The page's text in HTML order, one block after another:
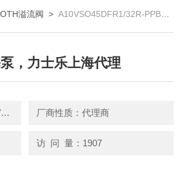
溢流阀 >A10VSO45DFR1/32R-PPBA10VSO/32系列柱塞泵，力士乐上海代理
，力士乐上海代理
产品型号：A10VSO45DFR1/32R-PPB 厂商性质：代理商
访 问 量：1907